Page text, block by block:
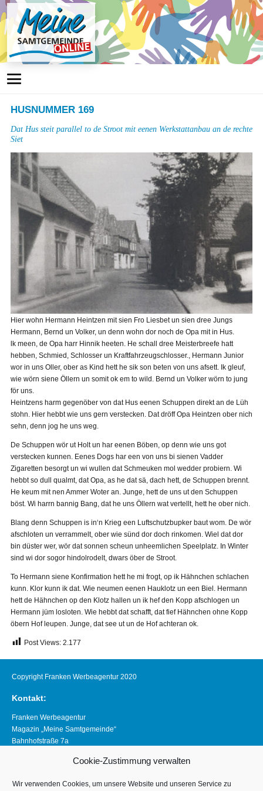
Cookie-Zustimmung verwalten
Wir verwenden Cookies, um unsere Website und unseren Service zu
HUSNUMMER 169
Dat Hus steit parallel to de Stroot mit eenen Werkstattanbau an de rechte
Siet
Hier wohn Hermann Heintzen mit sien Fro Liesbet un sien dree Jungs
Hermann, Bernd un Volker, un denn wohn dor noch de Opa mit in Hus.
lk meen, de Opa harr Hinnik heeten. He schall dree Meisterbreefe hatt
hebben, Schmied, Schlosser un Kraftfahrzeugschlosser., Hermann Junior
wor in uns Oller, ober as Kind hett he sik son beten von uns afsett. Ik gleuf,
wie wörn siene Öllern un somit ok em to wild. Bernd un Volker wörn to jung
för uns.
Heintzens harm gegenöber von dat Hus eenen Schuppen direkt an de Lüh
stohn. Hier hebbt wie uns gern verstecken. Dat dröff Opa Heintzen ober nich
sehn, denn jog he uns weg.
De Schuppen wör ut Holt un har eenen Böben, op denn wie uns got
verstecken kunnen. Eenes Dogs har een von uns bi sienen Vadder
Zigaretten besorgt un wi wullen dat Schmeuken mol wedder probiern. Wi
hebbt so dull qualmt, dat Opa, as he dat sä, dach hett, de Schuppen brennt.
He keum mit nen Ammer Woter an. Junge, hett de uns ut den Schuppen
böst. Wi harrn bannig Bang, dat he uns Öllern wat vertellt, hett he ober nich.
Blang denn Schuppen is in‘n Krieg een Luftschutzbupker baut wom. De wör
afschloten un verrammelt, ober wie sünd dor doch rinkomen. Wiel dat dor
bin düster wer, wör dat sonnen scheun unheemlichen Speelplatz. In Winter
sind wi dor sogor hindolrodelt, dwars öber de Stroot.
To Hermann siene Konfirmation hett he mi frogt, op ik Hähnchen schlachen
kunn. Klor kunn ik dat. Wie neumen eenen Hauklotz un een Biel. Hermann
hett de Hähnchen op den Klotz hallen un ik hef den Kopp afschlogen un
Hermann jüm losloten. Wie hebbt dat schafft, dat fief Hähnchen ohne Kopp
öbern Hof leupen. Junge, dat see ut un de Hof achteran ok.
Post Views: 2.177
Copyright Franken Werbeagentur 2020
Kontakt:
Franken Werbeagentur
Magazin „Meine Samtgemeinde“
Bahnhofstraße 7a
Telefon 04163 8390281